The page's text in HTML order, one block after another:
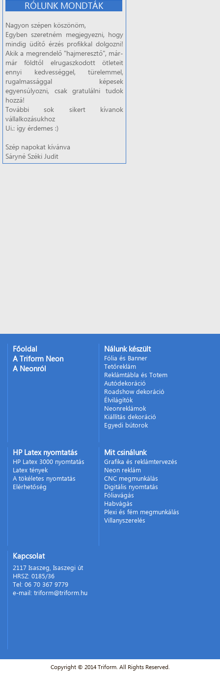
RÓLUNK MONDTÁK
Nagyon szépen köszönöm,
Egyben szeretném megjegyezni, hogy
mindig üdítő érzés profikkal dolgozni!
Akik a megrendelő "hajmeresztő", már-
már földtől elrugaszkodott ötleteit
ennyi kedvességgel, türelemmel,
rugalmassággal képesek
egyensúlyozni, csak gratulálni tudok
hozzá!
További sok sikert kívanok
vállalkozásukhoz
Ui.: így érdemes :)
Szép napokat kívánva
Sáryné Széki Judit
Főoldal
A Triform Neon
A Neonról
Nálunk készült
Fólia és Banner
Tetőreklám
Reklámtábla és Totem
Autódekoráció
Roadshow dekoráció
Élvilágítók
Neonreklámok
Kiállítás dekoráció
Egyedi bútorok
HP Latex nyomtatás
HP Latex 3000 nyomtatás
Latex tények
A tökéletes nyomtatás
Elérhetőség
Mit csinálunk
Grafika és reklámtervezés
Neon reklám
CNC megmunkálás
Digitális nyomtatás
Fóliavágás
Habvágás
Plexi és fém megmunkálás
Villanyszerelés
Kapcsolat
2117 Isaszeg, Isaszegi út
HRSZ: 0185/36
Tel: 06 70 367 9779
e-mail: triform@triform.hu
Copyright © 2014 Triform. All Rights Reserved.